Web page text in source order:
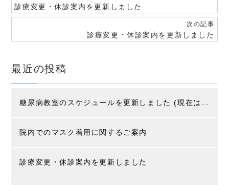
診療変更・休診案内を更新しました
次の記事
診療変更・休診案内を更新しました
最近の投稿
院内でのマスク着用に関するご案内
診療変更・休診案内を更新しました